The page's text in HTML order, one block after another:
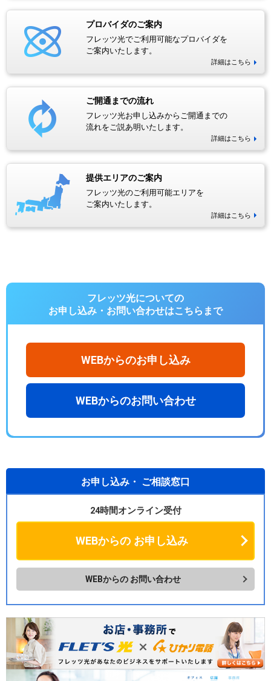
プロバイダのご案内
フレッツ光でご利用可能なプロバイダを
ご案内いたします。
詳細はこちら
ご開通までの流れ
フレッツ光お申し込みからご開通までの
流れをご説あ明いたします。
詳細はこちら
提供エリアのご案内
フレッツ光のご利用可能エリアを
ご案内いたします。
詳細はこちら
フレッツ光についての
お申し込み・お問い合わせはこちらまで
WEBからのお申し込み
WEBからのお問い合わせ
お申し込み・ ご相談窓口
24時間オンライン受付
WEBからのお申し込み
WEBからの お問い合わせ